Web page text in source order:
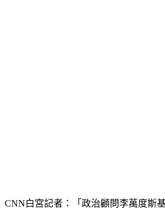
CNN白宮記者：「政治顧問李萬度斯